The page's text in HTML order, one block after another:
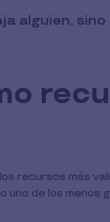
alguien,
recursos más
uno de los